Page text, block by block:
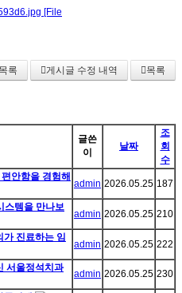
[File
록 게시글 수정 내역 목록
글쓴
이
날짜
조
회
수
안함을 경험해
admin 2026.05.25 187
스템을 만나보
admin 2026.05.25 210
진료하는 임
admin 2026.05.25 222
서울정석치과
admin 2026.05.25 230